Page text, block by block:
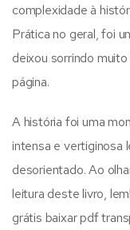
complexidade à
Prática no geral, foi
deixou sorrindo
página.
A história foi uma
intensa e vertiginosa
desorientado. Ao
leitura deste livro,
grátis baixar pdf